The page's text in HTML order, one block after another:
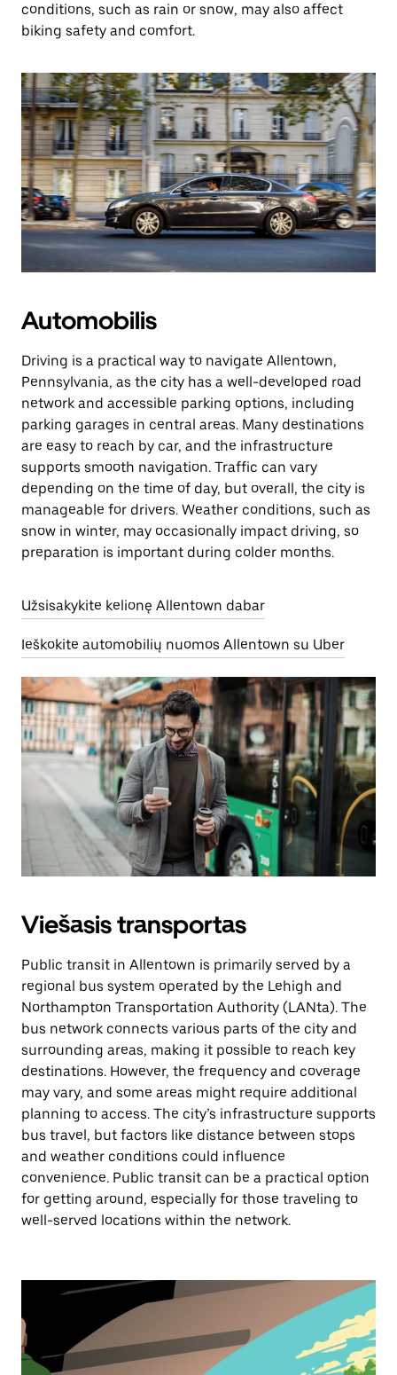
conditions, such as rain or snow, may also affect
biking safety and comfort.
Automobilis
Driving is a practical way to navigate Allentown,
Pennsylvania, as the city has a well-developed road
network and accessible parking options, including
parking garages in central areas. Many destinations
are easy to reach by car, and the infrastructure
supports smooth navigation. Traffic can vary
depending on the time of day, but overall, the city is
manageable for drivers. Weather conditions, such as
snow in winter, may occasionally impact driving, so
preparation is important during colder months.
Užsisakykite kelionę Allentown dabar
Ieškokite automobilių nuomos Allentown su Uber
Viešasis transportas
Public transit in Allentown is primarily served by a
regional bus system operated by the Lehigh and
Northampton Transportation Authority (LANta). The
bus network connects various parts of the city and
surrounding areas, making it possible to reach key
destinations. However, the frequency and coverage
may vary, and some areas might require additional
planning to access. The city’s infrastructure supports
bus travel, but factors like distance between stops
and weather conditions could influence
convenience. Public transit can be a practical option
for getting around, especially for those traveling to
well-served locations within the network.